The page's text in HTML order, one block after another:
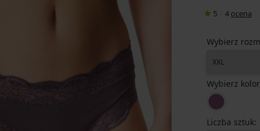
5 4 ocena
Wybierz
Wybierz
Liczba sztuk: